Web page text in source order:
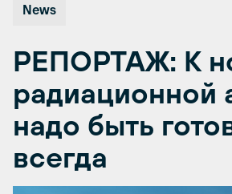
News
РЕПОРТАЖ: К
радиационной
надо быть
всегда